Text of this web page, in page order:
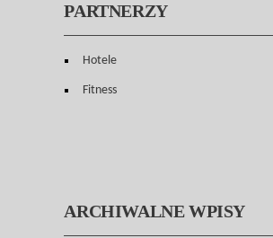
PARTNERZY
Hotele
Fitness
ARCHIWALNE WPISY